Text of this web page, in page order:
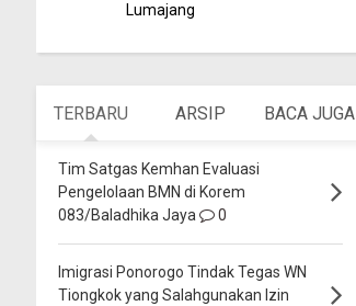
Lumajang
TERBARU ARSIP BACA JUGA
Tim Satgas Kemhan Evaluasi
Pengelolaan BMN di Korem
083/Baladhika Jaya
0
Imigrasi Ponorogo Tindak Tegas WN
Tiongkok yang Salahgunakan Izin